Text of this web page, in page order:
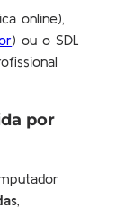
online),
) ou o SDL
por